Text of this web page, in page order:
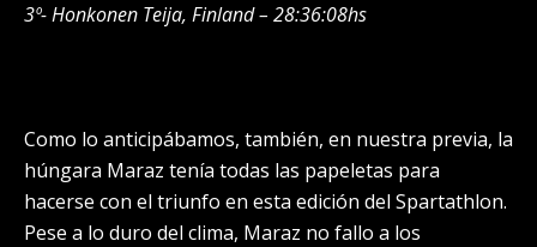
3º- Honkonen Teija, Finland – 28:36:08hs
Como lo anticipábamos, también, en nuestra previa, la
húngara Maraz tenía todas las papeletas para
hacerse con el triunfo en esta edición del Spartathlon.
Pese a lo duro del clima, Maraz no fallo a los